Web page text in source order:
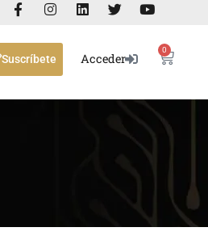
Suscríbete Acceder
0